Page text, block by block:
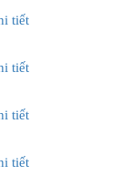
tiết
tiết
tiết
tiết